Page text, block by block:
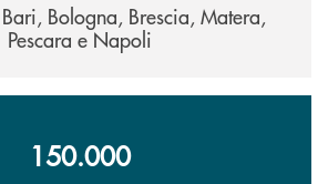
Bologna, Brescia, Matera,
Pescara e Napoli
150.000